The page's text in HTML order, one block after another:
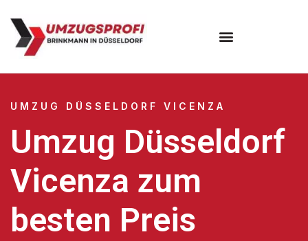
UMZUG DÜSSELDORF VICENZA
Umzug Düsseldorf
Vicenza zum
besten Preis